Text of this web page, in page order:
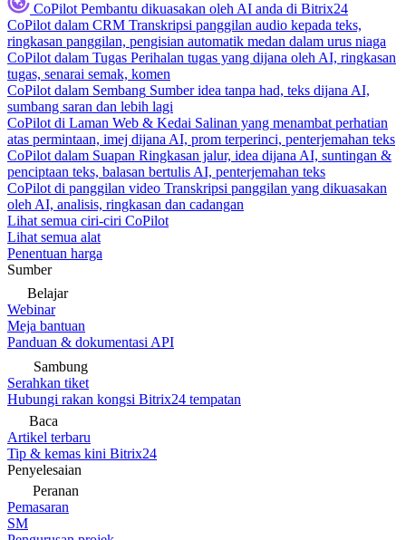
CoPilot Pembantu dikuasakan oleh AI anda di Bitrix24
CoPilot dalam CRM Transkripsi panggilan audio kepada teks,
ringkasan panggilan, pengisian automatik medan dalam urus niaga
CoPilot dalam Tugas Perihalan tugas yang dijana oleh AI, ringkasan
tugas, senarai semak, komen
CoPilot dalam Sembang Sumber idea tanpa had, teks dijana AI,
sumbang saran dan lebih lagi
CoPilot di Laman Web & Kedai Salinan yang menambat perhatian
atas permintaan, imej dijana AI, prom terperinci, penterjemahan teks
CoPilot dalam Suapan Ringkasan jalur, idea dijana AI, suntingan &
penciptaan teks, balasan bertulis AI, penterjemahan teks
CoPilot di panggilan video Transkripsi panggilan yang dikuasakan
oleh AI, analisis, ringkasan dan cadangan
Lihat semua ciri-ciri CoPilot
Lihat semua alat
Penentuan harga
Sumber
Belajar
Webinar
Meja bantuan
Panduan & dokumentasi API
Sambung
Serahkan tiket
Hubungi rakan kongsi Bitrix24 tempatan
Baca
Artikel terbaru
Tip & kemas kini Bitrix24
Penyelesaian
Peranan
Pemasaran
SM